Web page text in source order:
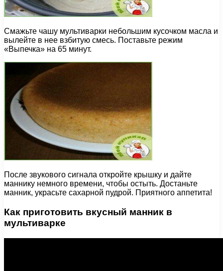
Смажьте чашу мультиварки небольшим кусочком масла и
вылейте в нее взбитую смесь. Поставьте режим
«Выпечка» на 65 минут.
После звукового сигнала откройте крышку и дайте
маннику немного времени, чтобы остыть. Достаньте
манник, украсьте сахарной пудрой. Приятного аппетита!
Как приготовить вкусный манник в
мультиварке